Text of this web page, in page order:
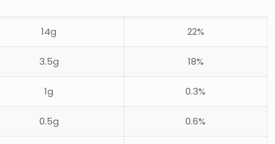
14g 22%
3.5g 18%
1g 0.3%
0.5g 0.6%